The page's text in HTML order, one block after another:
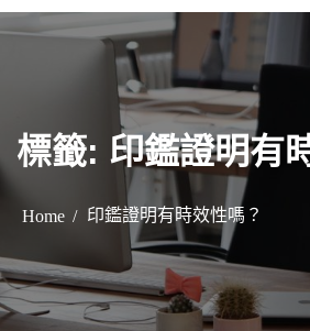
標籤: 印鑑證明有
Home 印鑑證明有時效性嗎？